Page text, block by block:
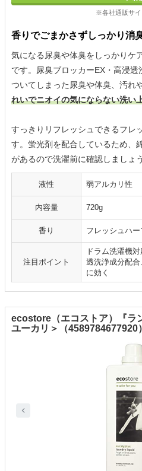
※各社通販サイ
香りでごまかさずしっかり消
気になる尿臭や体臭をしっかりケ
です。尿臭ブロッカーEX・高浸
ついてしまった尿臭や体臭、汚れ
れいでニオイの気にならない洗い
すっきりリフレッシュできるフレ
す。蛍光剤を配合しているため、
があるので洗濯前に確認しましょう
液性 弱アルカリ性
内容量 720g
香り フレッシュハー
注目ポイント
ドラム洗濯機
透洗浄成分配
に効く
ecostore（エコストア）『ラ
ユーカリ＞（4589784677920